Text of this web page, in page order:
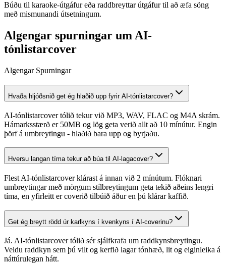
Búðu til karaoke-útgáfur eða raddbreyttar útgáfur til að æfa söng
með mismunandi útsetningum.
Algengar spurningar um AI-
tónlistarcover
Algengar Spurningar
Hvaða hljóðsnið get ég hlaðið upp fyrir AI-tónlistarcover?
AI-tónlistarcover tólið tekur við MP3, WAV, FLAC og M4A skrám.
Hámarksstærð er 50MB og lög geta verið allt að 10 mínútur. Engin
þörf á umbreytingu - hlaðið bara upp og byrjaðu.
Hversu langan tíma tekur að búa til AI-lagacover?
Flest AI-tónlistarcover klárast á innan við 2 mínútum. Flóknari
umbreytingar með mörgum stílbreytingum geta tekið aðeins lengri
tíma, en yfirleitt er coverið tilbúið áður en þú klárar kaffið.
Get ég breytt rödd úr karlkyns í kvenkyns í AI-coverinu?
Já. AI-tónlistarcover tólið sér sjálfkrafa um raddkynsbreytingu.
Veldu raddkyn sem þú vilt og kerfið lagar tónhæð, lit og eiginleika á
náttúrulegan hátt.